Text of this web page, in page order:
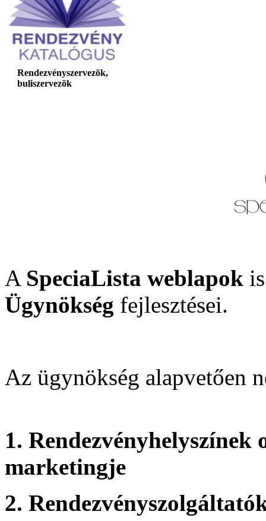
Rendezvényszervezõk,
buliszervezõk
A SpeciaLista weblapok
Ügynökség fejlesztései.
Az ügynökség alapvetően
1.
marketingje
2.